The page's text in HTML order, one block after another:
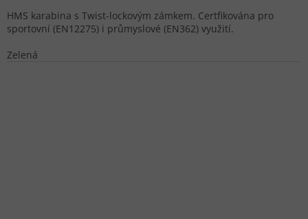
HMS karabina s Twist-lockovým zámkem. Certfikována pro
sportovní (EN12275) i průmyslové (EN362) využití.
Zelená